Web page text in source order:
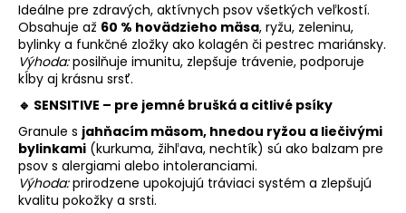
Ideálne pre zdravých, aktívnych psov všetkých veľkostí.
Obsahuje až 60 % hovädzieho mäsa, ryžu, zeleninu,
bylinky a funkčné zložky ako kolagén či pestrec mariánsky.
Výhoda:posilňuje imunitu, zlepšuje trávenie, podporuje
kĺby aj krásnu srsť.
🔹 SENSITIVE – pre jemné brušká a citlivé psíky
Granule s jahňacím mäsom, hnedou ryžou a liečivými
bylinkami (kurkuma, žihľava, nechtík) sú ako balzam pre
psov s alergiami alebo intoleranciami.
Výhoda:prirodzene upokojujú tráviaci systém a zlepšujú
kvalitu pokožky a srsti.